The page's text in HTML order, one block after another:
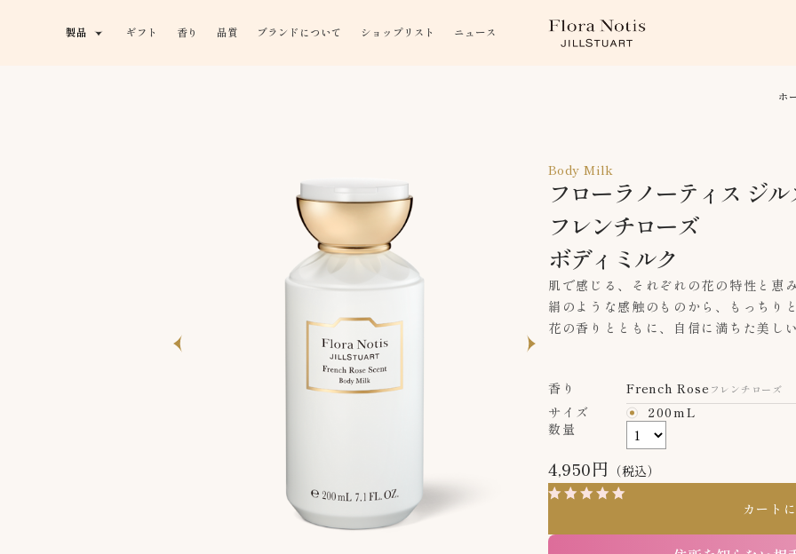
製品 ギフト 香り 品質 ブランドについて ショップリスト ニュース
ホ
Body Milk
フローラノーティス ジ
フレンチローズ
ボディミルク
肌で感じる、それぞれの花の特性と恵み
絹のような感触のものから、もっちり
花の香りとともに、自信に満ちた美し
香り French Rose フレンチローズ
サイズ
200mL
数量
4,950円 （税込）
カート